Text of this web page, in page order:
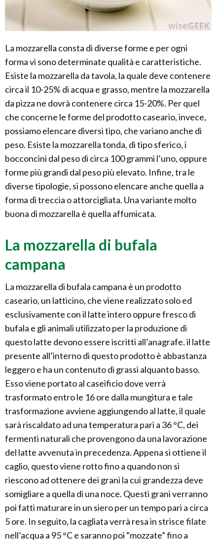
La mozzarella consta di diverse forme e per ogni
forma vi sono determinate qualità e caratteristiche.
Esiste la mozzarella da tavola, la quale deve contenere
circa il 10-25% di acqua e grasso, mentre la mozzarella
da pizza ne dovrà contenere circa 15-20%. Per quel
che concerne le forme del prodotto caseario, invece,
possiamo elencare diversi tipo, che variano anche di
peso. Esiste la mozzarella tonda, di tipo sferico, i
bocconcini dal peso di circa 100 grammi l’uno, oppure
forme più grandi dal peso più elevato. Infine, tra le
diverse tipologie, si possono elencare anche quella a
forma di treccia o attorcigliata. Una variante molto
buona di mozzarella è quella affumicata.
La mozzarella di bufala
campana
La mozzarella di bufala campana è un prodotto
caseario, un latticino, che viene realizzato solo ed
esclusivamente con il latte intero oppure fresco di
bufala e gli animali utilizzato per la produzione di
questo latte devono essere iscritti all’anagrafe. il latte
presente all’interno di questo prodotto è abbastanza
leggero e ha un contenuto di grassi alquanto basso.
Esso viene portato al caseificio dove verrà
trasformato entro le 16 ore dalla mungitura e tale
trasformazione avviene aggiungendo al latte, il quale
sarà riscaldato ad una temperatura pari a 36 °C, dei
fermenti naturali che provengono da una lavorazione
del latte avvenuta in precedenza. Appena si ottiene il
caglio, questo viene rotto fino a quando non si
riescono ad ottenere dei grani la cui grandezza deve
somigliare a quella di una noce. Questi grani verranno
poi fatti maturare in un siero per un tempo pari a circa
5 ore. In seguito, la cagliata verrà resa in strisce filate
nell’acqua a 95 °C e saranno poi “mozzate” fino a